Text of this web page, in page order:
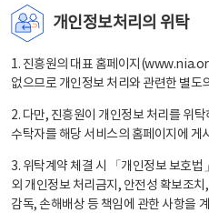
개인정보처리의 위탁
1. 진흥원의 대표 홈페이지
없으므로 개인정보 처리와 관련한 별도
2. 다만, 진흥원이 개인정보 처리를 위
수탁자를 해당 서비스의 홈페이지에 게
3. 위탁계약 체결 시 「개인정보 보호
외 개인정보 처리금지, 안전성 확보조
감독, 손해배상 등 책임에 관한 사항을